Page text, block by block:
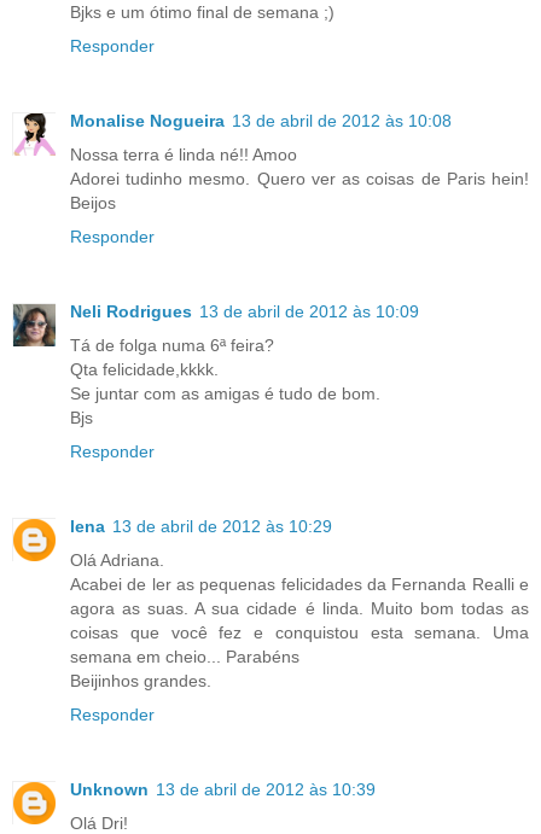
Bjks e um ótimo final de semana ;)
Responder
Monalise Nogueira 13 de abril de 2012 às 10:08
Nossa terra é linda né!! Amoo
Adorei tudinho mesmo. Quero ver as coisas de Paris hein!
Beijos
Responder
Neli Rodrigues 13 de abril de 2012 às 10:09
Tá de folga numa 6ª feira?
Qta felicidade,kkkk.
Se juntar com as amigas é tudo de bom.
Bjs
Responder
lena 13 de abril de 2012 às 10:29
Olá Adriana.
Acabei de ler as pequenas felicidades da Fernanda Realli e
agora as suas. A sua cidade é linda. Muito bom todas as
coisas que você fez e conquistou esta semana. Uma
semana em cheio... Parabéns
Beijinhos grandes.
Responder
Unknown 13 de abril de 2012 às 10:39
Olá Dri!